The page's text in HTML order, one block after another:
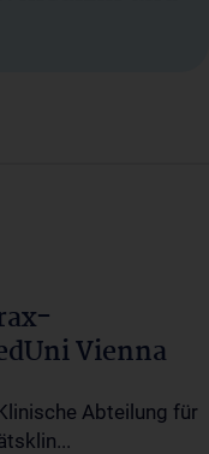
Vienna
Abteilung für